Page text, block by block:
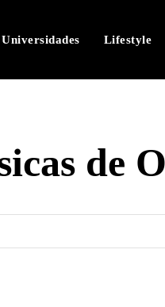
Universidades Lifestyle
de